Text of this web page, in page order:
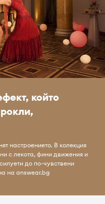
който
настроението. В колекция
с лекота, фини движения и
до по-чувствени
на answear.bg